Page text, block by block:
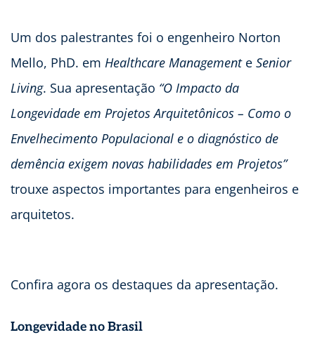
Um dos palestrantes foi o engenheiro Norton
Mello, PhD. em Healthcare Managemente Senior
Living. Sua apresentação “O Impacto da
Longevidade em Projetos Arquitetônicos – Como o
Envelhecimento Populacional e o diagnóstico de
demência exigem novas habilidades em Projetos”
trouxe aspectos importantes para engenheiros e
arquitetos.
Confira agora os destaques da apresentação.
Longevidade no Brasil